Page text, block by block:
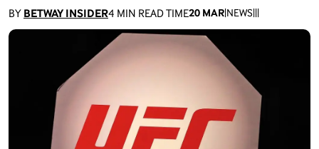
20 MAR|NEWS|
BY BETWAY INSIDER |
4 MIN READ TIME |